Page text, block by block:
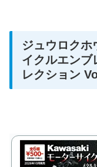
ジュウロクホ
イクルエンブ
レクション